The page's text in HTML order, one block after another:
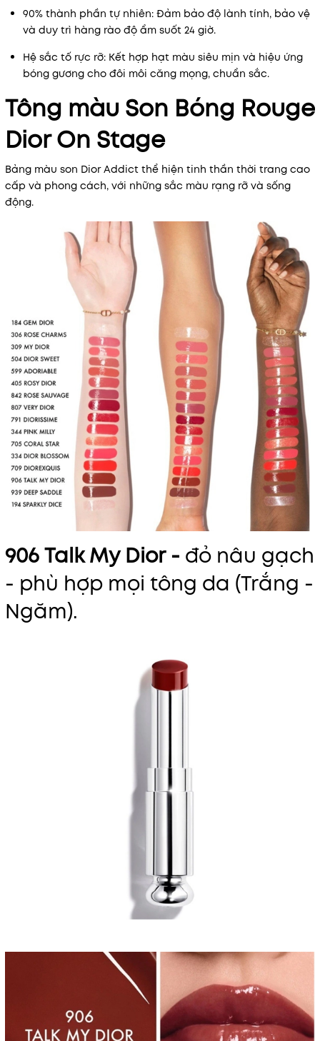
90% thành phần tự nhiên: Đảm bảo độ lành tính, bảo vệ
và duy trì hàng rào độ ẩm suốt 24 giờ.
Hệ sắc tố rực rỡ: Kết hợp hạt màu siêu mịn và hiệu ứng
bóng gương cho đôi môi căng mọng, chuẩn sắc.
Tông màu Son Bóng Rouge
Dior On Stage
Bảng màu son Dior Addict thể hiện tinh thần thời trang cao
cấp và phong cách, với những sắc màu rạng rỡ và sống
động.
906 Talk My Dior - đỏ nâu gạch
- phù hợp mọi tông da (Trắng -
Ngăm).